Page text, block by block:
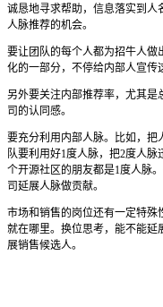
诚恳地寻求帮助，信息落实到人
人脉推荐的机会。
要让团队的每个人都为招牛人做
化的一部分，不停给内部人宣传
另外要关注内部推荐率，尤其是
司的认同感。
要充分利用内部人脉。比如，把
队要利用好1度人脉，把2度人
个开源社区的朋友都是1度人脉
司延展人脉做贡献。
市场和销售的岗位还有一定特殊
就在哪里。换位思考，能不能延
展销售候选人。